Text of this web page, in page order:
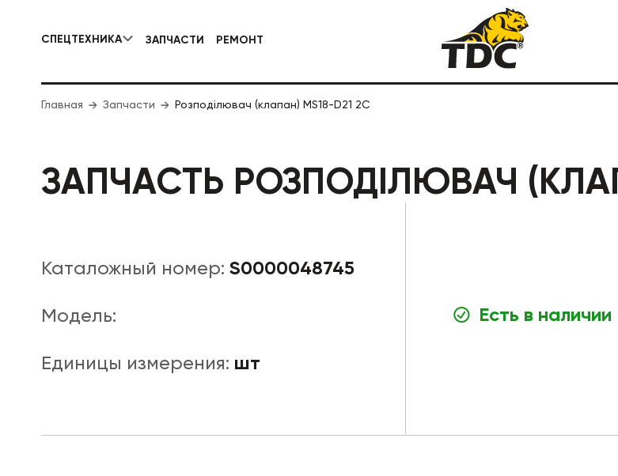
СПЕЦТЕХНИКА
КОММУНАЛЬНАЯ СПЕЦТЕХНИКА ДОРОЖНАЯ СПЕЦТЕХНИКА
ЗАПЧАСТИ РЕМОНТ
Главная Запчасти Розподілювач (клапан) MS18-D21 2C
ЗАПЧАСТЬ РОЗПОДІЛЮВАЧ
Каталожный номер: S0000048745
Модель:
Единицы измерения: шт
Есть в наличии